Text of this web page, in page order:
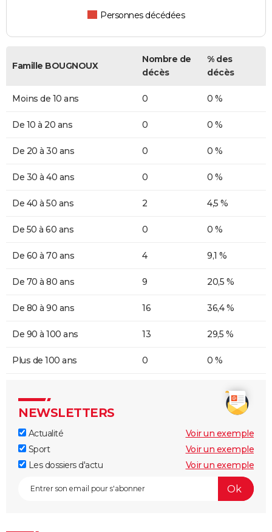
Personnes décédées
Famille BOUGNOUX
Nombre de
décès
% des
décès
Moins de 10 ans 0 0 %
De 10 à 20 ans 0 0 %
De 20 à 30 ans 0 0 %
De 30 à 40 ans 0 0 %
De 40 à 50 ans 2 4,5 %
De 50 à 60 ans 0 0 %
De 60 à 70 ans 4 9,1 %
De 70 à 80 ans 9 20,5 %
De 80 à 90 ans 16 36,4 %
De 90 à 100 ans 13 29,5 %
Plus de 100 ans 0 0 %
NEWSLETTERS
Actualité
Voir un exemple
Sport
Voir un exemple
Les dossiers d'actu
Voir un exemple